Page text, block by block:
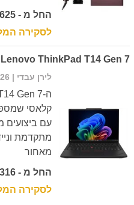
החל מ - 1,625 ₪
לסקירה
Lenovo ThinkPad T14 Gen 7: בן לוויה אמין
לירן עבדי | 26.07.2026
קלאסי
עם
מתקדמת
מאחור
החל מ - 7,316 ₪
לסקירה